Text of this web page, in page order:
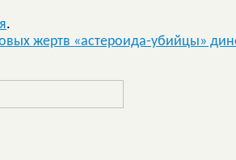
.
жертв «астероида-убийцы»